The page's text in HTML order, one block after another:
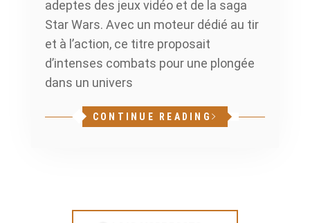
adeptes des jeux vidéo et de la saga
Star Wars. Avec un moteur dédié au tir
et à l’action, ce titre proposait
d’intenses combats pour une plongée
dans un univers
CONTINUE READING